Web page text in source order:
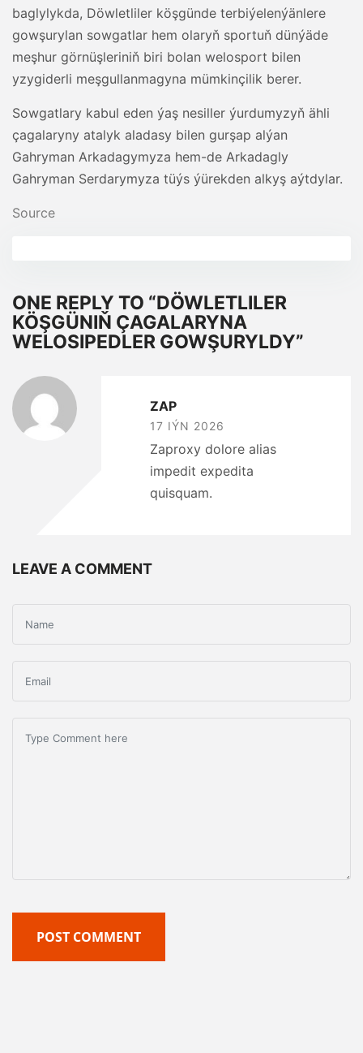
baglylykda, Döwletliler köşgünde terbiýelenýänlere
gowşurylan sowgatlar hem olaryň sportuň dünýäde
meşhur görnüşleriniň biri bolan welosport bilen
yzygiderli meşgullanmagyna mümkinçilik berer.
Sowgatlary kabul eden ýaş nesiller ýurdumyzyň ähli
çagalaryny atalyk aladasy bilen gurşap alýan
Gahryman Arkadagymyza hem-de Arkadagly
Gahryman Serdarymyza tüýs ýürekden alkyş aýtdylar.
Source
ONE REPLY TO “DÖWLETLILER
KÖŞGÜNIŇ ÇAGALARYNA
WELOSIPEDLER GOWŞURYLDY”
ZAP
17 IÝN 2026
Zaproxy dolore alias
impedit expedita
quisquam.
LEAVE A COMMENT
POST COMMENT